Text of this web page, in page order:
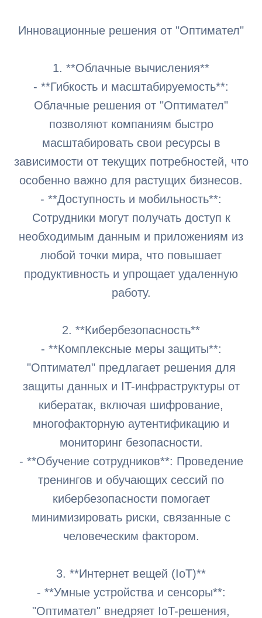
Инновационные решения от "Оптимател"
1. **Облачные вычисления**
- **Гибкость и масштабируемость**:
Облачные решения от "Оптимател"
позволяют компаниям быстро
масштабировать свои ресурсы в
зависимости от текущих потребностей, что
особенно важно для растущих бизнесов.
- **Доступность и мобильность**:
Сотрудники могут получать доступ к
необходимым данным и приложениям из
любой точки мира, что повышает
продуктивность и упрощает удаленную
работу.
2. **Кибербезопасность**
- **Комплексные меры защиты**:
"Оптимател" предлагает решения для
защиты данных и IT-инфраструктуры от
кибератак, включая шифрование,
многофакторную аутентификацию и
мониторинг безопасности.
- **Обучение сотрудников**: Проведение
тренингов и обучающих сессий по
кибербезопасности помогает
минимизировать риски, связанные с
человеческим фактором.
3. **Интернет вещей (IoT)**
- **Умные устройства и сенсоры**:
"Оптимател" внедряет IoT-решения,